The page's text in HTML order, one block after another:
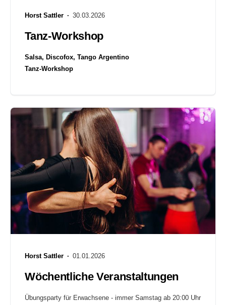
Horst Sattler ·30.03.2026
Tanz-Workshop
Salsa, Discofox, Tango Argentino
Tanz-Workshop
Horst Sattler ·01.01.2026
Wöchentliche Veranstaltungen
Übungsparty für Erwachsene - immer Samstag ab 20:00 Uhr